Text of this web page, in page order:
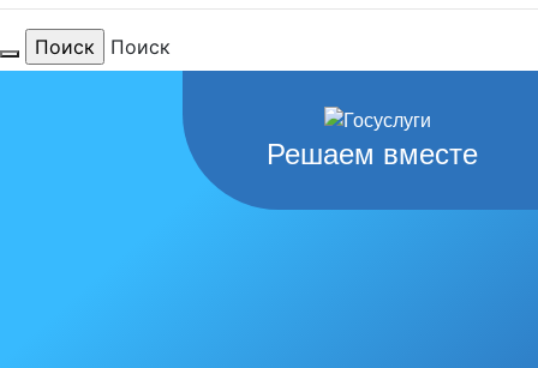
Поиск
Решаем вместе
Для тебя